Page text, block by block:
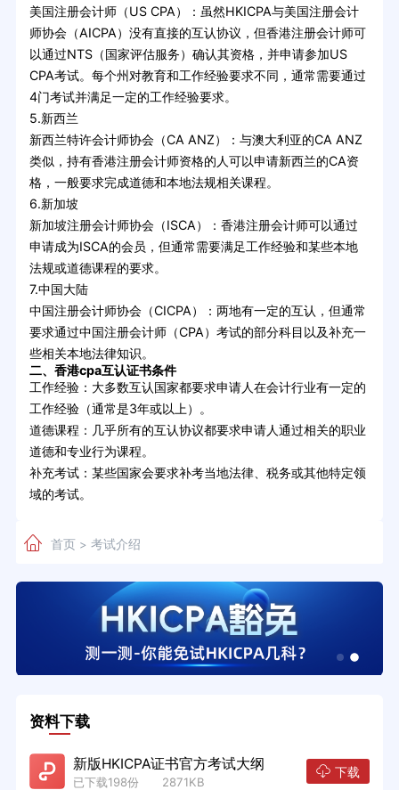
美国注册会计师（US CPA）：虽然HKICPA与美国注册会计
师协会（AICPA）没有直接的互认协议，但香港注册会计师可
以通过NTS（国家评估服务）确认其资格，并申请参加US
CPA考试。每个州对教育和工作经验要求不同，通常需要通过
4门考试并满足一定的工作经验要求。
5.新西兰
新西兰特许会计师协会（CA ANZ）：与澳大利亚的CA ANZ
类似，持有香港注册会计师资格的人可以申请新西兰的CA资
格，一般要求完成道德和本地法规相关课程。
6.新加坡
新加坡注册会计师协会（ISCA）：香港注册会计师可以通过
申请成为ISCA的会员，但通常需要满足工作经验和某些本地
法规或道德课程的要求。
7.中国大陆
中国注册会计师协会（CICPA）：两地有一定的互认，但通常
要求通过中国注册会计师（CPA）考试的部分科目以及补充一
些相关本地法律知识。
二、香港cpa互认证书条件
工作经验：大多数互认国家都要求申请人在会计行业有一定的
工作经验（通常是3年或以上）。
道德课程：几乎所有的互认协议都要求申请人通过相关的职业
道德和专业行为课程。
补充考试：某些国家会要求补考当地法律、税务或其他特定领
域的考试。
首页> 考试介绍
资料下载
新版HKICPA证书官方考试大纲
已下载198份 2871KB
下载